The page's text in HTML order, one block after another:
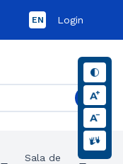
EN Login
Sala de